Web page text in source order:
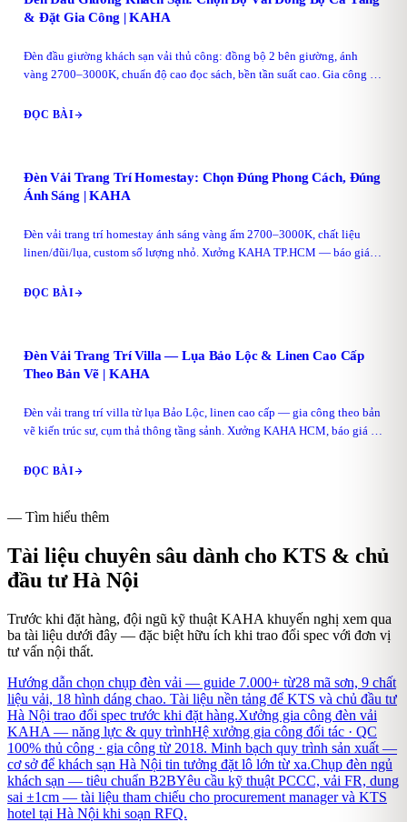
& Đặt Gia Công | KAHA
Đèn đầu giường khách sạn vải thủ công: đồng bộ 2 bên giường, ánh
vàng 2700–3000K, chuẩn độ cao đọc sách, bền tần suất cao. Gia công số
ĐỌC BÀI
Đèn Vải Trang Trí Homestay: Chọn Đúng Phong Cách, Đúng
Ánh Sáng | KAHA
Đèn vải trang trí homestay ánh sáng vàng ấm 2700–3000K, chất liệu
linen/đũi/lụa, custom số lượng nhỏ. Xưởng KAHA TP.HCM — báo giá
ĐỌC BÀI
Đèn Vải Trang Trí Villa — Lụa Bảo Lộc & Linen Cao Cấp
Theo Bản Vẽ | KAHA
Đèn vải trang trí villa từ lụa Bảo Lộc, linen cao cấp — gia công theo bản
vẽ kiến trúc sư, cụm thả thông tầng sảnh. Xưởng KAHA HCM, báo giá 30
ĐỌC BÀI
— Tìm hiểu thêm
Tài liệu chuyên sâu dành cho KTS & chủ
đầu tưHà Nội
Trước khi đặt hàng, đội ngũ kỹ thuật KAHA khuyến nghị xem qua
ba tài liệu dưới đây — đặc biệt hữu ích khi trao đổi spec với đơn vị
tư vấn nội thất.
Hướng dẫn chọn chụp đèn vải — guide 7.000+ từ28 mã sơn, 9 chất
liệu vải, 18 hình dáng chao. Tài liệu nền tảng để KTS và chủ đầu tư
Hà Nội trao đổi spec trước khi đặt hàng.Xưởng gia công đèn vải
KAHA — năng lực & quy trìnhHệ xưởng gia công đối tác · QC
100% thủ công · gia công từ 2018. Minh bạch quy trình sản xuất —
cơ sở để khách sạn Hà Nội tin tưởng đặt lô lớn từ xa.Chụp đèn ngủ
khách sạn — tiêu chuẩn B2BYêu cầu kỹ thuật PCCC, vải FR, dung
sai ±1cm — tài liệu tham chiếu cho procurement manager và KTS
hotel tại Hà Nội khi soạn RFQ.